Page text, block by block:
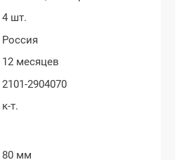
4 шт.
Россия
12 месяцев
2101-2904070
к-т.
80 мм